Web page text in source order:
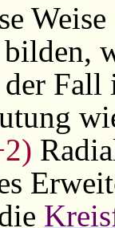
der